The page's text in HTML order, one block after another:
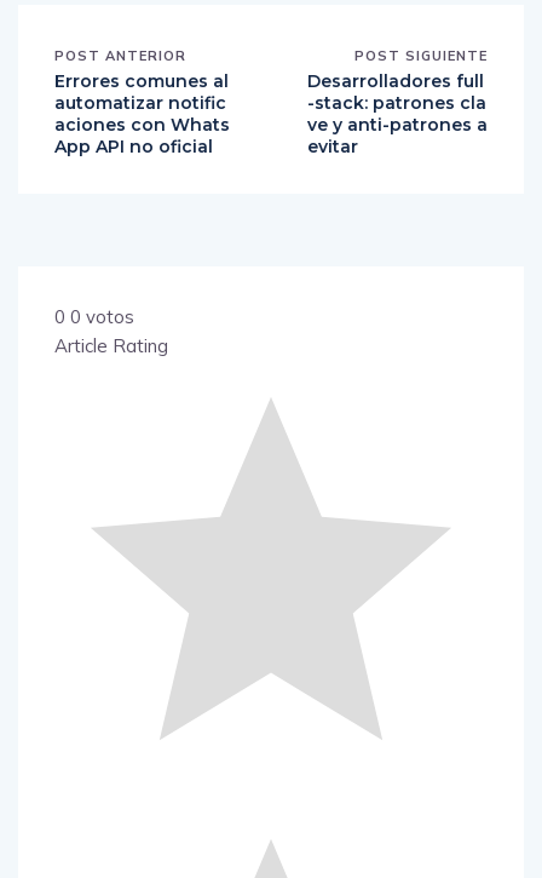
POST ANTERIOR
Errores comunes al
automatizar notific
aciones con Whats
App API no oficial
POST SIGUIENTE
Desarrolladores full
-stack: patrones cla
ve y anti-patrones a
evitar
0 0 votos
Article Rating